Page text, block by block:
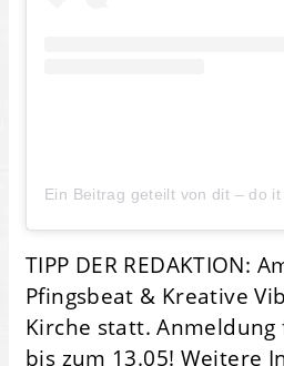
TIPP DER REDAKTION:
Pfingsbeat & Kreative
Kirche statt.
bis zum 13.05! Weitere